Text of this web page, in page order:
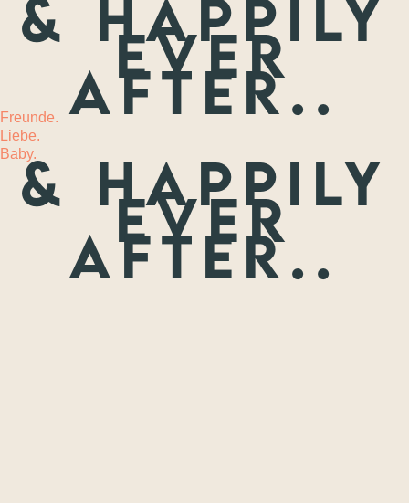
MEHR
& happily
ever
after..
Freunde.
Liebe.
Baby.& happily
ever
after..